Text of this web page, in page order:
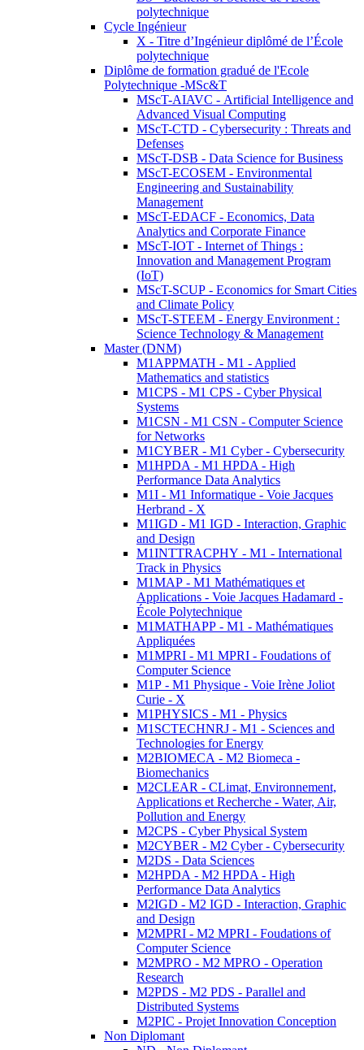
polytechnique
Cycle Ingénieur
X - Titre d’Ingénieur diplômé de l’École
polytechnique
Diplôme de formation gradué de l'Ecole
Polytechnique -MSc&T
MScT-AIAVC - Artificial Intelligence and
Advanced Visual Computing
MScT-CTD - Cybersecurity : Threats and
Defenses
MScT-DSB - Data Science for Business
MScT-ECOSEM - Environmental
Engineering and Sustainability
Management
MScT-EDACF - Economics, Data
Analytics and Corporate Finance
MScT-IOT - Internet of Things :
Innovation and Management Program
(IoT)
MScT-SCUP - Economics for Smart Cities
and Climate Policy
MScT-STEEM - Energy Environment :
Science Technology & Management
Master (DNM)
M1APPMATH - M1 - Applied
Mathematics and statistics
M1CPS - M1 CPS - Cyber Physical
Systems
M1CSN - M1 CSN - Computer Science
for Networks
M1CYBER - M1 Cyber - Cybersecurity
M1HPDA - M1 HPDA - High
Performance Data Analytics
M1I - M1 Informatique - Voie Jacques
Herbrand - X
M1IGD - M1 IGD - Interaction, Graphic
and Design
M1INTTRACPHY - M1 - International
Track in Physics
M1MAP - M1 Mathématiques et
Applications - Voie Jacques Hadamard -
École Polytechnique
M1MATHAPP - M1 - Mathématiques
Appliquées
M1MPRI - M1 MPRI - Foudations of
Computer Science
M1P - M1 Physique - Voie Irène Joliot
Curie - X
M1PHYSICS - M1 - Physics
M1SCTECHNRJ - M1 - Sciences and
Technologies for Energy
M2BIOMECA - M2 Biomeca -
Biomechanics
M2CLEAR - CLimat, Environnement,
Applications et Recherche - Water, Air,
Pollution and Energy
M2CPS - Cyber Physical System
M2CYBER - M2 Cyber - Cybersecurity
M2DS - Data Sciences
M2HPDA - M2 HPDA - High
Performance Data Analytics
M2IGD - M2 IGD - Interaction, Graphic
and Design
M2MPRI - M2 MPRI - Foudations of
Computer Science
M2MPRO - M2 MPRO - Operation
Research
M2PDS - M2 PDS - Parallel and
Distributed Systems
M2PIC - Projet Innovation Conception
Non Diplomant